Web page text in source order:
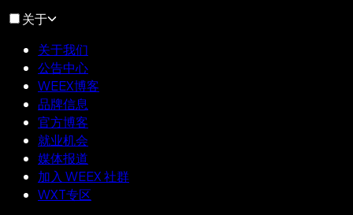
关于
关于我们
公告中心
WEEX博客
品牌信息
官方博客
就业机会
媒体报道
加入 WEEX 社群
WXT专区